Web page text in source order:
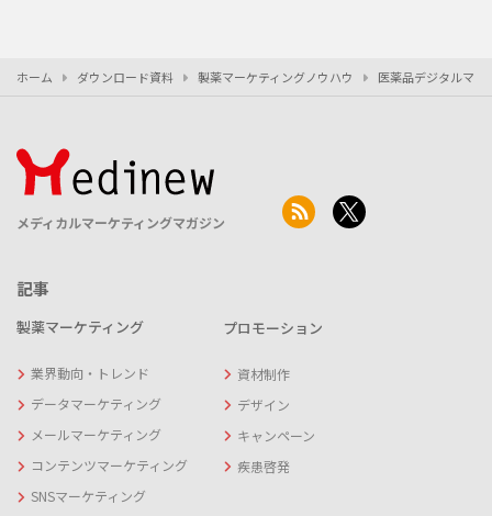
ホーム ダウンロード資料 製薬マーケティングノウハウ 医薬品デジタルマ
メディカルマーケティングマガジン
記事
製薬マーケティング
業界動向・トレンド
データマーケティング
メールマーケティング
コンテンツマーケティング
SNSマーケティング
プロモーション
資材制作
デザイン
キャンペーン
疾患啓発